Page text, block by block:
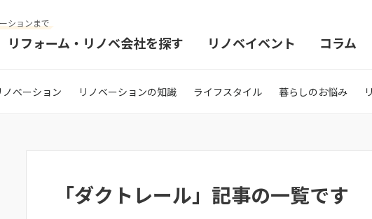
ションまで
リフォーム・リノベ会社を探す リノベイベント コラム
ベーション リノベーションの知識 ライフスタイル 暮らしのお悩み
「ダクトレール」記事の一覧です